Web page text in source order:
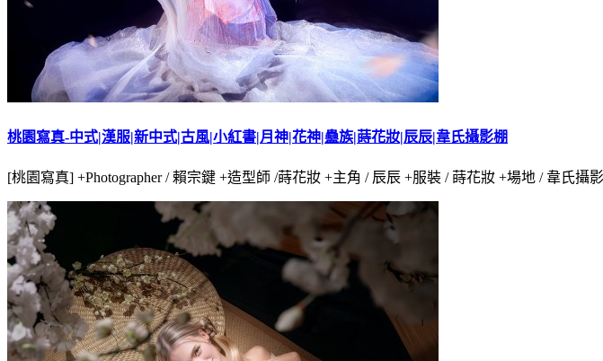
桃園寫真-中式|漢服|新中式|古風|小紅書|月神|花神|蠱族|蒔花妝|辰辰|韋氏攝影棚
[桃園寫真] +Photographer / 賴宗鍵 +造型師 /蒔花妝 +主角 / 辰辰 +服裝 / 蒔花妝 +場地 / 韋氏攝